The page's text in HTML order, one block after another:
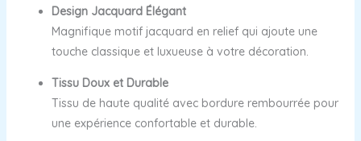
Design Jacquard Élégant
Magnifique motif jacquard en relief qui ajoute une
touche classique et luxueuse à votre décoration.
Tissu Doux et Durable
Tissu de haute qualité avec bordure rembourrée pour
une expérience confortable et durable.